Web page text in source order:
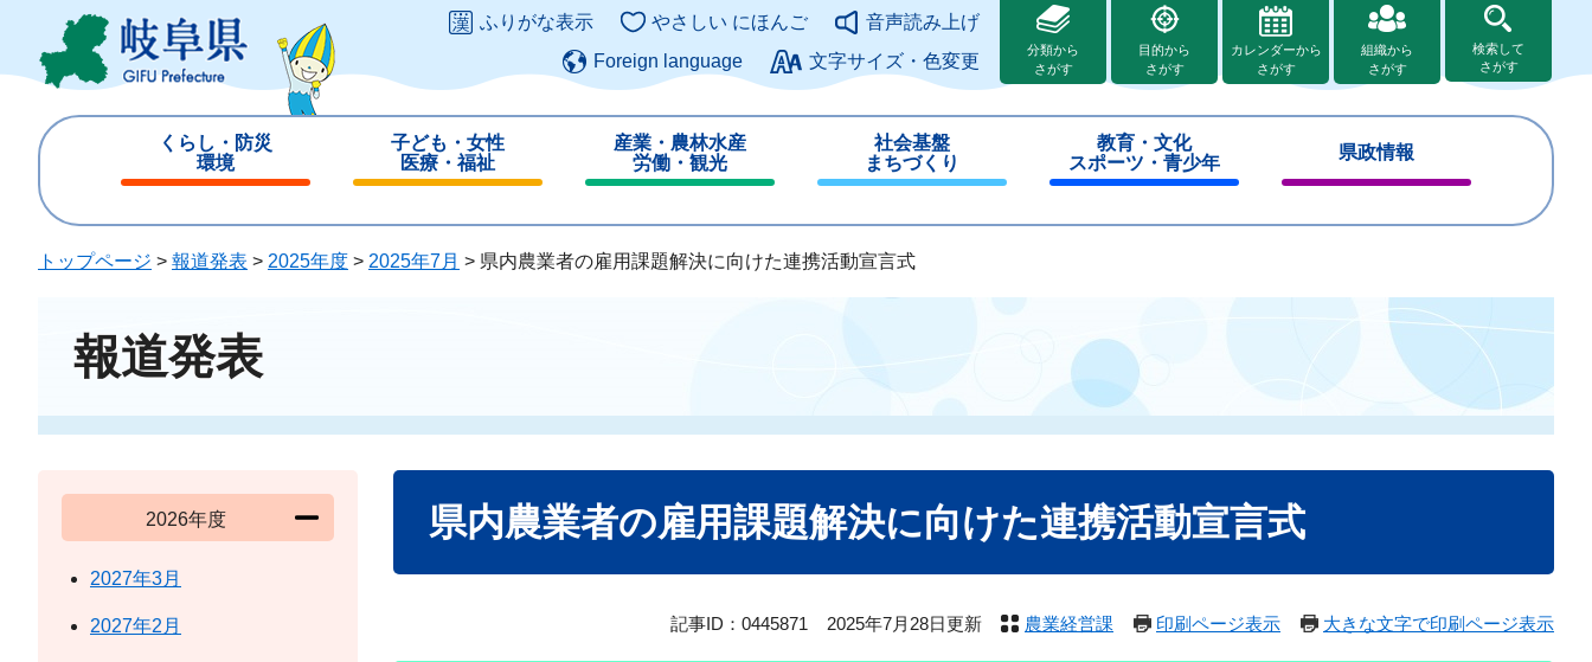
ジ
ュ
このページの本文へ
ふりがな表示 やさしい にほんご
音声読み上げ
Foreign language
文字サイズ・色変更
分類から
さがす
目的から
さがす
カレンダーから
さがす
組織から
さがす
検索して
さがす
くらし・防災
環境
じ
子ども・女性
医療・福祉
じ
る
産業・農林水産
労働・観光
じ
る
社会基盤
まちづくり
じ
る
教育・文化
スポーツ・青少年
じ
県政情報
じ
トップページ > 報道発表 > 2025年度 > 2025年7月 > 県内農業者の雇用課題解決に向けた連携活動宣言式
報道発表
県内農業者の雇用課題解決に向けた連携活動宣言式
記事ID：0445871 2025年7月28日更新 農業経営課 印刷ページ表示 大きな文字で印刷ページ表示
2026年度
2027年3月
2027年2月